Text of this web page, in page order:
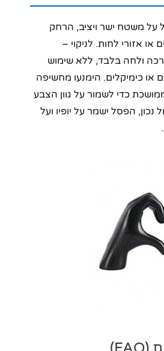
על משטח ישר ויציב, הרחק
או אזורי לחות. לניקוי –
ולחה בלבד, ללא שימוש
או כימיקלים. הימנעו מחשיפה
כדי לשמור על גוון הצבע
נכון, הפסל ישמר על יופיו ועל